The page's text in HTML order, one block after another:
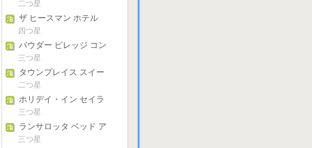
二つ星
ザ ヒースマン ホテル
四つ星
パウダー ビレッジ コン
ドミニアム E5
三つ星
タウンプレイス スイー
ツ べンド ニア マウント
バチェラー
二つ星
ホリデイ・イン セイラ
ム
三つ星
ランサロッタ ベッド ア
ンド ブレックファスト
三つ星